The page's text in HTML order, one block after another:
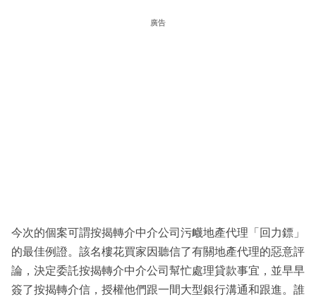
廣告
今次的個案可謂按揭轉介中介公司污衊地產代理「回力鏢」
的最佳例證。該名樓花買家因聽信了有關地產代理的惡意評
論，決定委託按揭轉介中介公司幫忙處理貸款事宜，並早早
簽了按揭轉介信，授權他們跟一間大型銀行溝通和跟進。誰